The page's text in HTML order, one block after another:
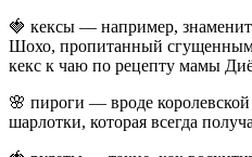
🍓 кексы — например,
Шохо, пропитанный
кекс к чаю по рецепту мамы
🌸 пироги — вроде
шарлотки, которая всегда